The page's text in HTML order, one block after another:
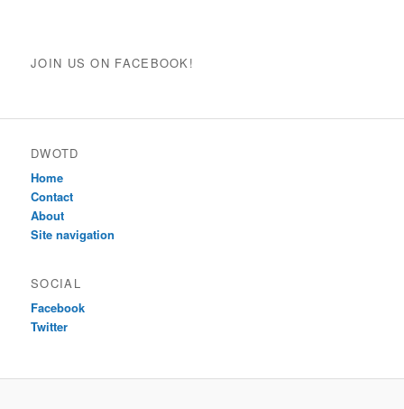
JOIN US ON FACEBOOK!
DWOTD
Home
Contact
About
Site navigation
SOCIAL
Facebook
Twitter